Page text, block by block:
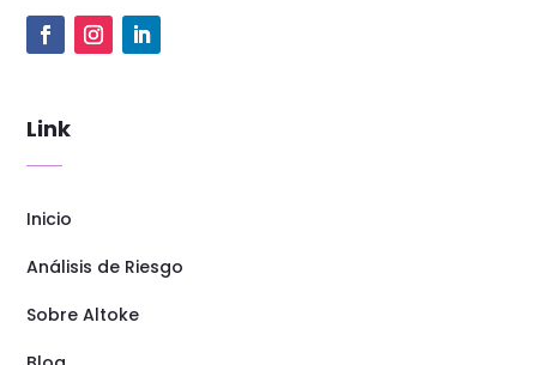
Link
Inicio
Análisis de Riesgo
Sobre Altoke